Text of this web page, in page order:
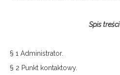
Spis treści
§ 1 Administrator.
§ 2 Punkt kontaktowy.